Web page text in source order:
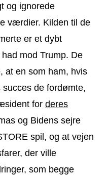
og ignorede
værdier. Kilden til de
er et dybt
mod Trump. De
at en som ham, hvis
de fordømte,
for deres
og Bidens sejre
spil, og at vejen
der ville
som begge